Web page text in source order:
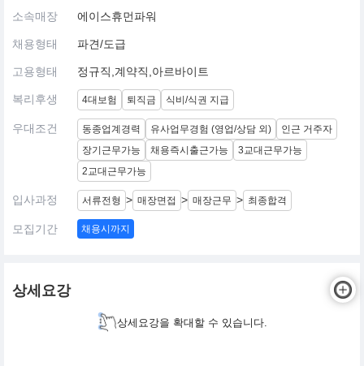
소속매장 에이스휴먼파워
채용형태 파견/도급
고용형태 정규직,계약직,아르바이트
복리후생 4대보험 퇴직금 식비/식권 지급
우대조건 동종업계경력 유사업무경험 (영업/상담 외)
인근 거주자
장기근무가능
채용즉시출근가능
3교대근무가능
2교대근무가능
입사과정 서류전형 > 매장면접 > 매장근무 > 최종합격
모집기간 채용시까지
상세요강
상세요강을 확대할 수 있습니다.